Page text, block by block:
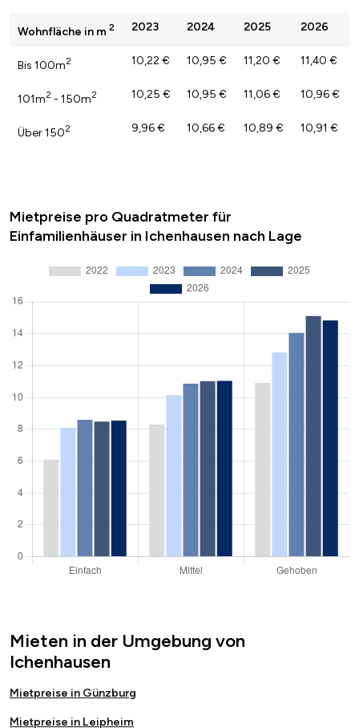
Wohnfläche in m 2 2023 2024 2025 2026
Bis 100m2 10,22 € 10,95 € 11,20 € 11,40 €
101m2 - 150m2 10,25 € 10,95 € 11,06 € 10,96 €
Über 1502 9,96 € 10,66 € 10,89 € 10,91 €
Mietpreise pro Quadratmeter für
Einfamilienhäuser in Ichenhausen nach Lage
Mieten in der Umgebung von
Ichenhausen
Mietpreise in Günzburg
Mietpreise in Leipheim